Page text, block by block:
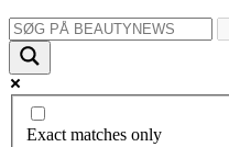
Exact matches only